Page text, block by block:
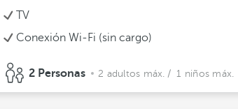
TV
Conexión Wi-Fi (sin cargo)
2 Personas 2 adultos máx. / 1 niños máx.